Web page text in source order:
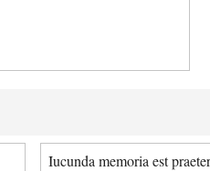
Iucunda memoria est